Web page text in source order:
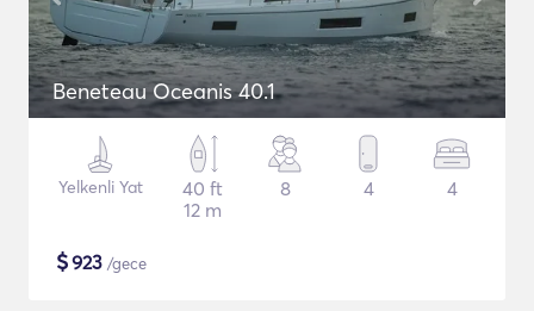
Beneteau Oceanis 40.1
Yelkenli Yat
40 ft
12 m
8 4 4
$923 /gece